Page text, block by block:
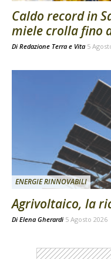
Caldo record in
miele crolla fino
Di Redazione Terra e Vita 5
ENERGIE RINNOVABILI
Agrivoltaico, la
Di Elena Gherardi 5 Agosto 2026